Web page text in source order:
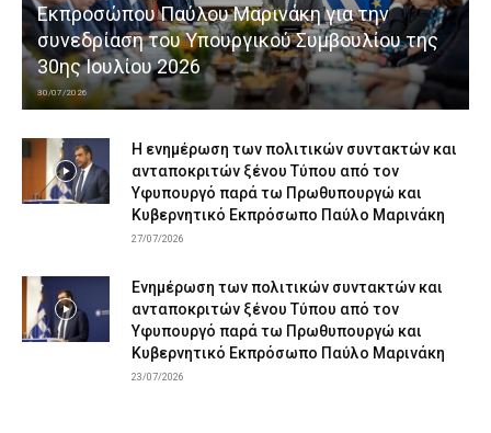
Εκπροσώπου Παύλου Μαρινάκη για την
συνεδρίαση του Υπουργικού Συμβουλίου της
30ης Ιουλίου 2026
30/07/2026
Η ενημέρωση των πολιτικών συντακτών και
ανταποκριτών ξένου Τύπου από τον
Υφυπουργό παρά τω Πρωθυπουργώ και
Κυβερνητικό Εκπρόσωπο Παύλο Μαρινάκη
27/07/2026
Ενημέρωση των πολιτικών συντακτών και
ανταποκριτών ξένου Τύπου από τον
Υφυπουργό παρά τω Πρωθυπουργώ και
Κυβερνητικό Εκπρόσωπο Παύλο Μαρινάκη
23/07/2026